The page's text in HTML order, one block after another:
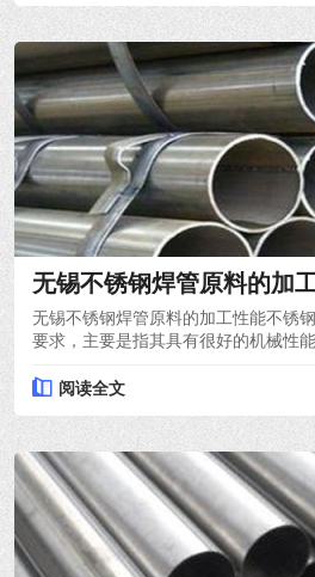
无锡不锈钢焊管原料的加
无锡不锈钢焊管原料的加工性能不锈
要求，主要是指其具有很好的机械性
阅读全文